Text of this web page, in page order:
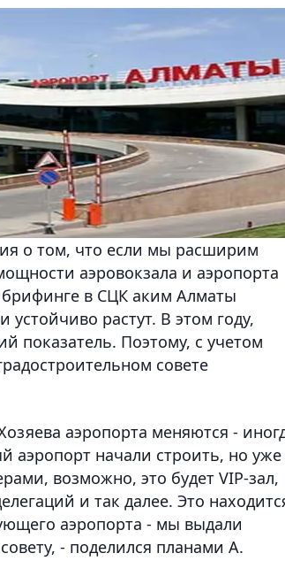
о том, что если мы расширим
аэровокзала и аэропорта
брифинге в СЦК аким Алматы
растут. В этом году,
показатель. Поэтому, с учетом
совете
аэропорта меняются -
аэропорт начали строить, но уже
возможно, это будет VIP-зал,
и так далее. Это
аэропорта - мы выдали
- поделился планами А.